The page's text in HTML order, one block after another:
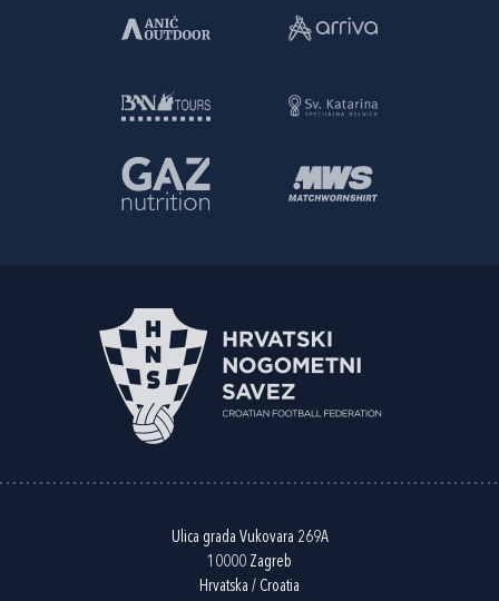
Ulica grada Vukovara 269A
10000 Zagreb
Hrvatska / Croatia